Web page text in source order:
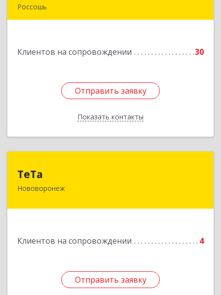
Россошь
Клиентов на сопровождении 30
Отправить заявку
Показать контакты
Подробнее
Отправить заявку
Назад
ТеТа
Нововоронеж
Клиентов на сопровождении 4
Отправить заявку
396 073, Нововоронеж г, а/я, дом № 30
Отправить заявку